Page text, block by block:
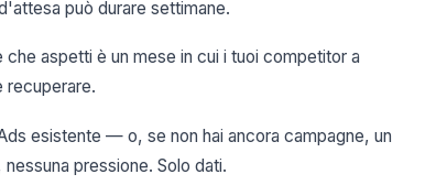
può durare settimane.
aspetti è un mese in cui i tuoi competitor a
recuperare.
esistente — o, se non hai ancora campagne, un
pressione. Solo dati.